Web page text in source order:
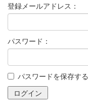
登録メールアドレス：
パスワード：
パスワードを保存する